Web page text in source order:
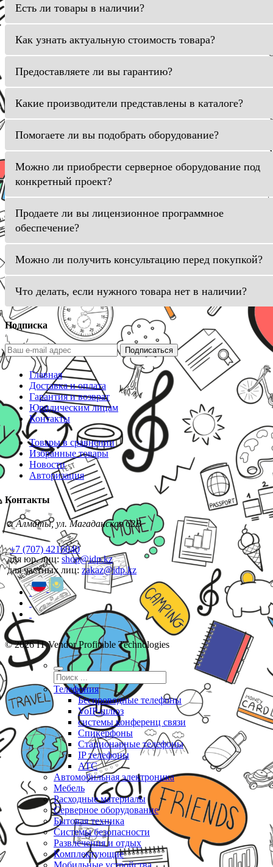
Есть ли товары в наличии?
Как узнать актуальную стоимость товара?
Предоставляете ли вы гарантию?
Какие производители представлены в каталоге?
Помогаете ли вы подобрать оборудование?
Можно ли приобрести серверное оборудование под
конкретный проект?
Продаете ли вы лицензионное программное
обеспечение?
Можно ли получить консультацию перед покупкой?
Что делать, если нужного товара нет в наличии?
Подписка
Подписаться
Главная
Доставка и оплата
Гарантия и возврат
Юридическим лицам
Контакты
Товары в сравнении
Избранные товары
Новости
Авторизация
Контакты
г. Алматы, ул. Магаданская 62В
+7 (707) 4216040
для юр. лиц: shop@idp.kz
для частных лиц: zakaz@idp.kz
© 2026 IT Vendor Profitable Technologies
Телефония
Беспроводные телефоны
VoIP-шлюз
системы конференц связи
Спикерфоны
Стационарные телефоны
IP телефоны
АТС
Автомобильная электроника
Мебель
Расходные материалы
Серверное оборудование
Бытовая техника
Системы безопасности
Развлечения и отдых
Комплектующие
Мобильные устройства